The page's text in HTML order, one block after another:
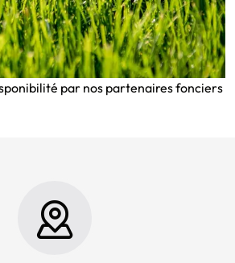
par nos partenaires fonciers